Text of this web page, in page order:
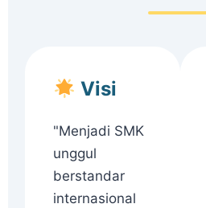
Visi
"Menjadi SMK
unggul
berstandar
internasional